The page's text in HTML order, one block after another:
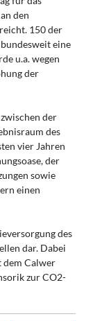
den
150 der
eine
u.a. wegen
der
der
des
vier Jahren
der
sowie
einen
des
dar. Dabei
dem Calwer
zur CO2-